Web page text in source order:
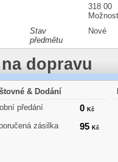
318 00
Stav
předmětu
Nové
dopravu
& Dodání
předání
0 Kč
zásilka 95 Kč